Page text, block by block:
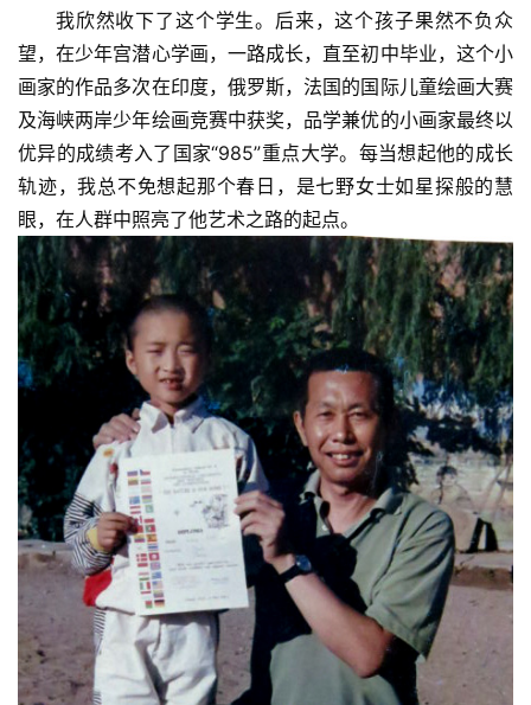
我欣然收下了这个学生。后来，这个孩子果然不负众
望，在少年宫潜心学画，一路成长，直至初中毕业，这个小
画家的作品多次在印度，俄罗斯，法国的国际儿童绘画大赛
及海峡两岸少年绘画竞赛中获奖，品学兼优的小画家最终以
优异的成绩考入了国家“985”重点大学。每当想起他的成长
轨迹，我总不免想起那个春日，是七野女士如星探般的慧
眼，在人群中照亮了他艺术之路的起点。